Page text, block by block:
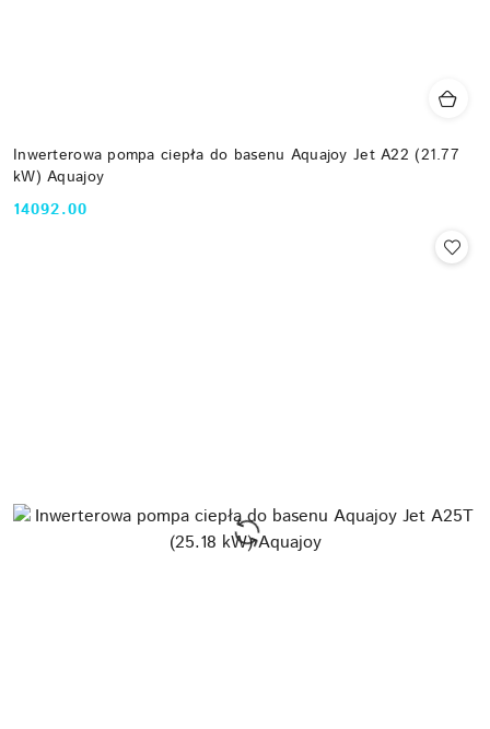
Inwerterowa pompa ciepła do basenu Aquajoy Jet A22 (21.77
kW) Aquajoy
Cena:
14092.00